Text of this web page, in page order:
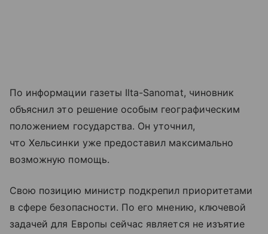
По информации газеты Ilta-Sanomat, чиновник
объяснил это решение особым географическим
положением государства. Он уточнил,
что Хельсинки уже предоставил максимально
возможную помощь.
Свою позицию министр подкрепил приоритетами
в сфере безопасности. По его мнению, ключевой
задачей для Европы сейчас является не изъятие